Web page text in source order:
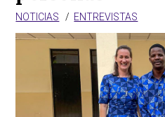
NOTICIAS ENTREVISTAS